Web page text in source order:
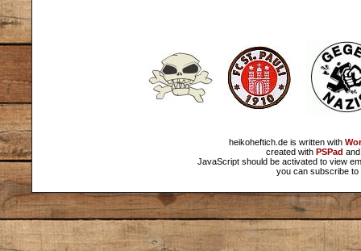
heikoheftich.de is written with
created with PSPad
JavaScript should be activated to view
you can subscribe